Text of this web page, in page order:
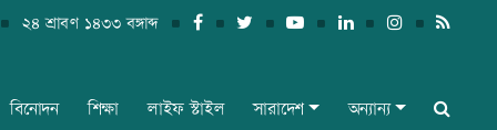
২৪ শ্রাবণ ১৪৩৩ বঙ্গাব্দ
বিনোদন শিক্ষা লাইফ স্টাইল সারাদেশ অন্যান্য